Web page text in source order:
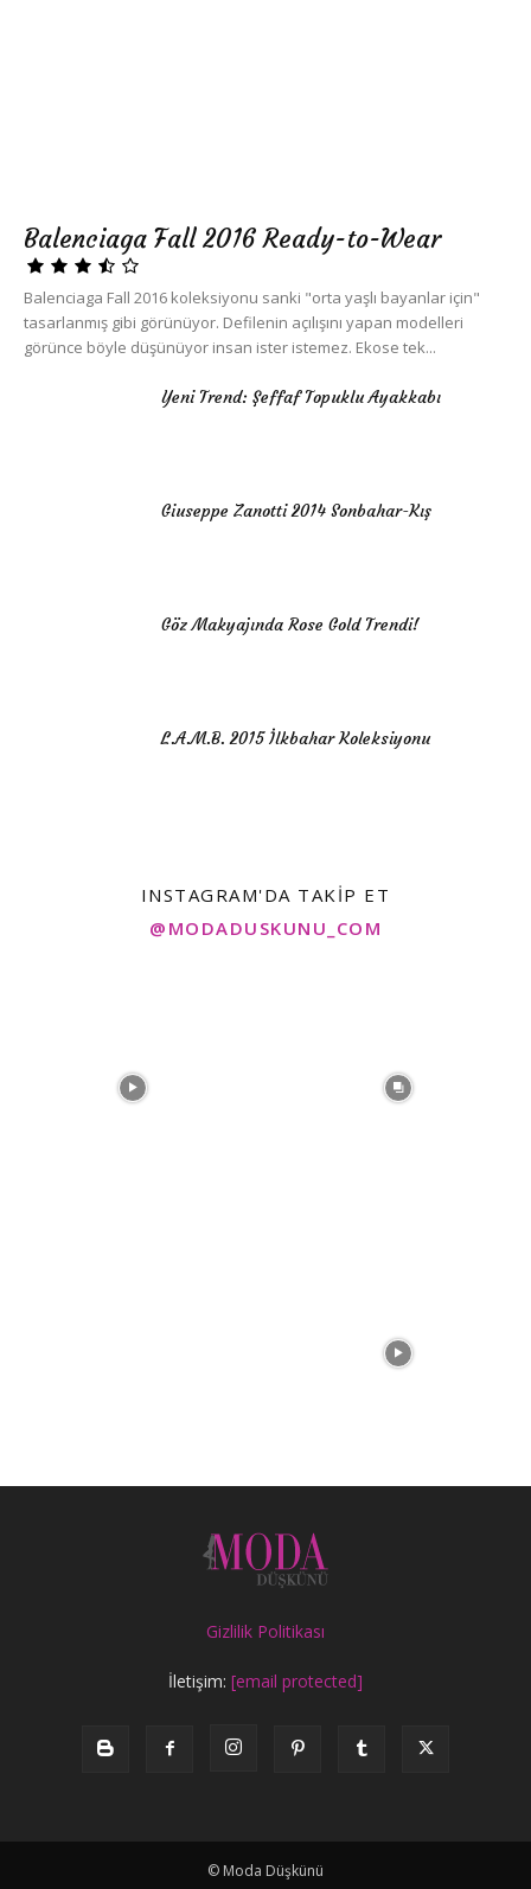
Balenciaga Fall 2016 Ready-to-Wear
Balenciaga Fall 2016 koleksiyonu sanki "orta yaşlı bayanlar için"
tasarlanmış gibi görünüyor. Defilenin açılışını yapan modelleri
görünce böyle düşünüyor insan ister istemez. Ekose tek...
Yeni Trend: Şeffaf Topuklu Ayakkabı
Giuseppe Zanotti 2014 Sonbahar-Kış
Göz Makyajında Rose Gold Trendi!
L.A.M.B. 2015 İlkbahar Koleksiyonu
INSTAGRAM'DA TAKIP ET
@MODADUSKUNU_COM
Gizlilik Politikası
İletişim: [email protected]
© Moda Düşkünü